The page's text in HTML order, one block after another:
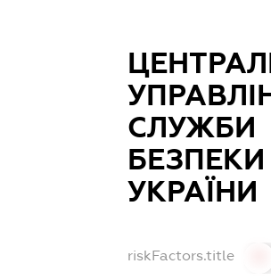
СЛУЖБИ
БЕЗПЕКИ
УКРАЇНИ
riskFactors.title